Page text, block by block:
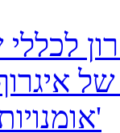
איגרוף -
אומנויות לחימה חלק ב'